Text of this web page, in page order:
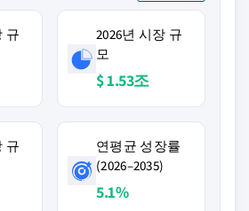
규
2026년 시장 규
모
$ 1.53조
규
연평균 성장률
(2026–2035)
5.1%